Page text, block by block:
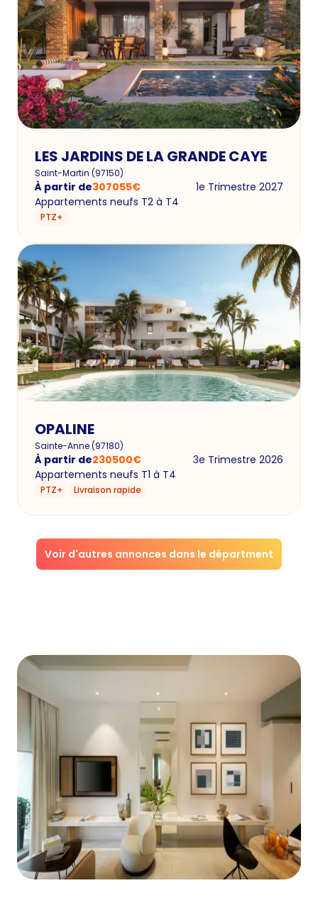
LES JARDINS DE LA GRANDE CAYE
Saint-Martin (97150)
À partir de307055€
1e Trimestre 2027
Appartements neufs T2 à T4
PTZ+
OPALINE
Sainte-Anne(97180)
À partir de230500€
3e Trimestre 2026
Appartements neufs T1 à T4
PTZ+ Livraison rapide
Voir d'autres annonces dans le départment